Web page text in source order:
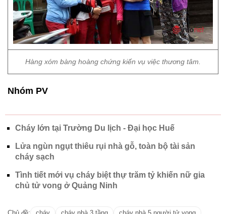
Hàng xóm bàng hoàng chứng kiến vụ việc thương tâm.
Nhóm PV
Cháy lớn tại Trường Du lịch - Đại học Huế
Lửa ngùn ngụt thiêu rụi nhà gỗ, toàn bộ tài sản
cháy sạch
Tình tiết mới vụ cháy biệt thự trăm tỷ khiến nữ gia
chủ tử vong ở Quảng Ninh